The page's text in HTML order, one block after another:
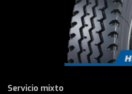
Servicio mixto